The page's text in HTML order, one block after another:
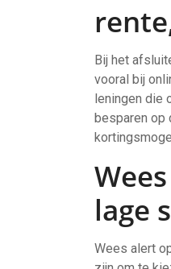
Bij het
vooral bij
leningen die
besparen op
lage
Wees alert